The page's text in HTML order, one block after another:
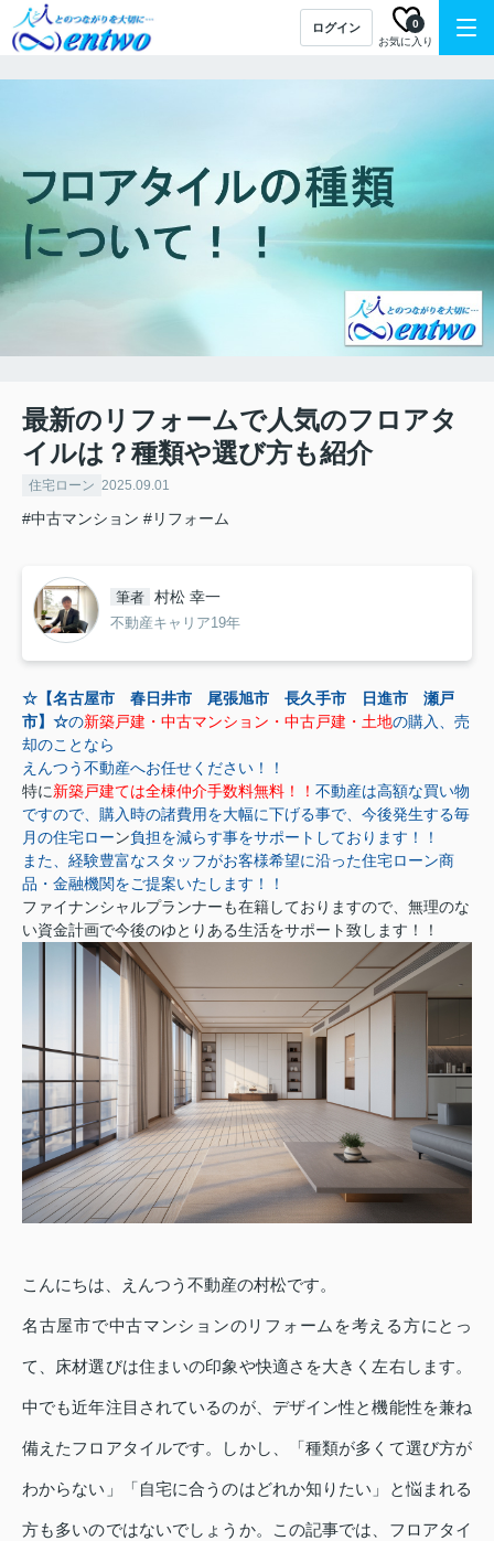
ログイン
お気に入り
0
最新のリフォームで人気のフロアタ
イルは？種類や選び方も紹介
住宅ローン 2025.09.01
#中古マンション #リフォーム
筆者 村松 幸一
不動産キャリア19年
☆【名古屋市 春日井市 尾張旭市 長久手市 日進市 瀬戸
市】☆の新築戸建・中古マンション・中古戸建・土地の購入、売
却のことなら
えんつう不動産へお任せください！！
特に新築戸建ては全棟仲介手数料無料！！ 不動産は高額な買い物
ですので、購入時の諸費用を大幅に下げる事で、今後発生する毎
月の住宅ローン負担を減らす事をサポートしております！！
また、経験豊富なスタッフがお客様希望に沿った住宅ローン商
品・金融機関をご提案いたします！！
ファイナンシャルプランナーも在籍しておりますので、無理のな
い資金計画で今後のゆとりある生活をサポート致します！！
こんにちは、えんつう不動産の村松です。
名古屋市で中古マンションのリフォームを考える方にとっ
て、床材選びは住まいの印象や快適さを大きく左右します。
中でも近年注目されているのが、デザイン性と機能性を兼ね
備えたフロアタイルです。しかし、「種類が多くて選び方が
わからない」「自宅に合うのはどれか知りたい」と悩まれる
方も多いのではないでしょうか。この記事では、フロアタイ